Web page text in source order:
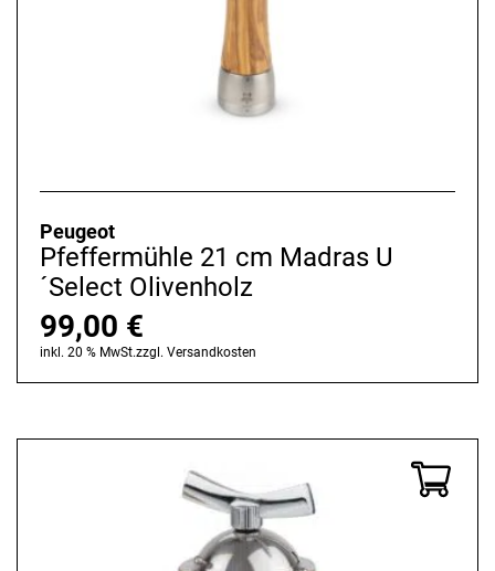
Peugeot
Pfeffermühle 21 cm Madras U
´Select Olivenholz
99,00 €
inkl. 20 % MwSt.zzgl. Versandkosten